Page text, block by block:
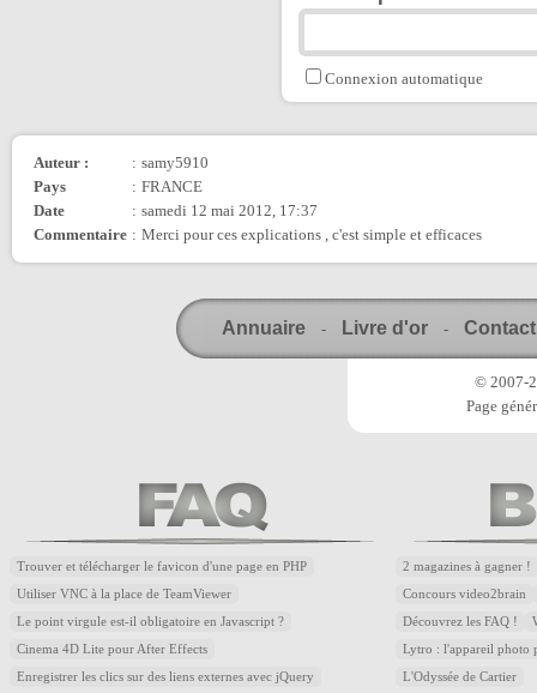
Connexion automatique
Auteur : : samy5910
Pays
: FRANCE
Date
: samedi 12 mai 2012, 17:37
Commentaire : Merci pour ces explications , c'est simple et efficaces
Annuaire - Livre d'or - Contact
© 2007-
Page
Trouver et télécharger le favicon d'une page en PHP
Utiliser VNC à la place de TeamViewer
Le point virgule est-il obligatoire en Javascript ?
Cinema 4D Lite pour After Effects
Enregistrer les clics sur des liens externes avec jQuery
2 magazines à gagner !
Concours video2brain
Découvrez les FAQ !
Lytro : l'appareil photo
L'Odyssée de Cartier